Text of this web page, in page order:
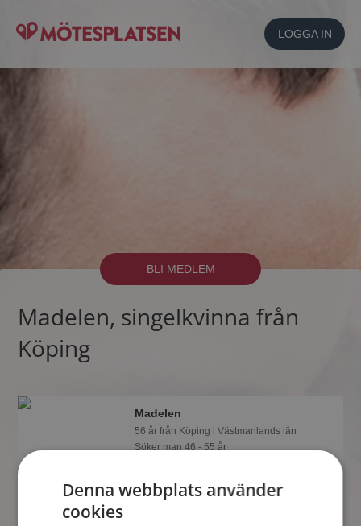
LOGGA IN
BLI MEDLEM
Madelen, singelkvinna från
Köping
Madelen
56 år från Köping i Västmanlands län
Söker man 46 - 55 år
Madelen och tusentals andra singlar
på Mötesplatsen! Ta chansen att se
Denna webbplats använder
cookies